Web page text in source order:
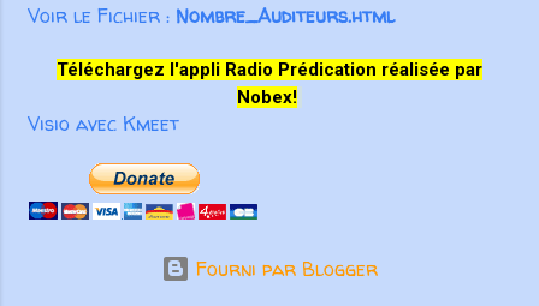
Voir le Fichier : Nombre_Auditeurs.html
Téléchargez l'appli Radio Prédication réalisée par
Nobex!
Visio avec Kmeet
Fourni par Blogger